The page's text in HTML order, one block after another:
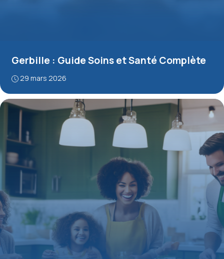
Gerbille : Guide Soins et Santé Complète
29 mars 2026